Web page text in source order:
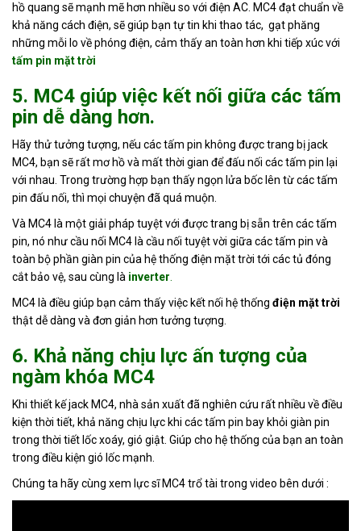
hồ quang sẽ mạnh mẽ hơn nhiều so với điện AC. MC4 đạt chuẩn về
khả năng cách điện, sẽ giúp bạn tự tin khi thao tác, gạt phăng
những mỗi lo về phóng điện, cảm thấy an toàn hơn khi tiếp xúc với
tấm pin mặt trời
5. MC4 giúp việc kết nối giữa các tấm
pin dễ dàng hơn.
Hãy thử tưởng tượng, nếu các tấm pin không được trang bị jack
MC4, bạn sẽ rất mơ hồ và mất thời gian để đấu nối các tấm pin lại
với nhau. Trong trường hợp bạn thấy ngọn lửa bốc lên từ các tấm
pin đấu nối, thì mọi chuyện đã quá muộn.
Và MC4 là một giải pháp tuyệt với được trang bị sẵn trên các tấm
pin, nó như cầu nối MC4 là cầu nối tuyệt vời giữa các tấm pin và
toàn bộ phần giàn pin của hệ thống điện mặt trời tới các tủ đóng
cắt bảo vệ, sau cùng là inverter.
MC4 là điều giúp bạn cảm thấy việc kết nối hệ thống điện mặt trời
thật dễ dàng và đơn giản hơn tưởng tượng.
6. Khả năng chịu lực ấn tượng của
ngàm khóa MC4
Khi thiết kế jack MC4, nhà sản xuất đã nghiên cứu rất nhiều về điều
kiện thời tiết, khả năng chịu lực khi các tấm pin bay khỏi giàn pin
trong thời tiết lốc xoáy, gió giật. Giúp cho hệ thống của bạn an toàn
trong điều kiện gió lốc mạnh.
Chúng ta hãy cùng xem lực sĩ MC4 trổ tài trong video bên dưới :